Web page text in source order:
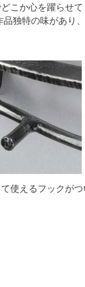
こか心を躍らせ
独特の味があり
使えるフックがつ